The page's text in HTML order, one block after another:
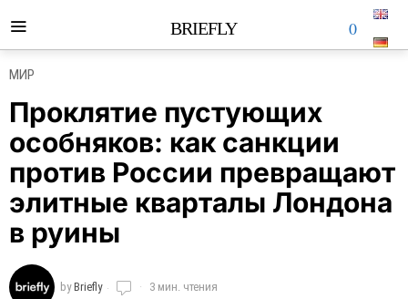
BRIEFLY 0
МИР
Проклятие пустующих
особняков: как санкции
против России превращают
элитные кварталы Лондона
в руины
byBriefly 3 мин. чтения